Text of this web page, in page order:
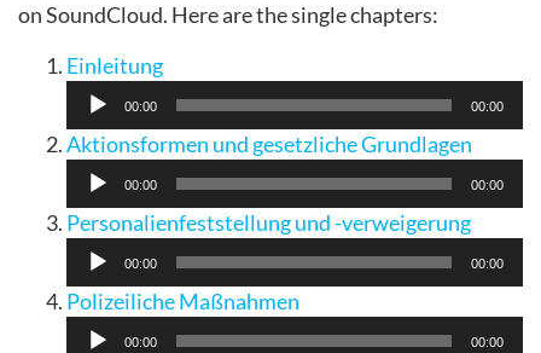
on SoundCloud. Here are the single chapters:
EinleitungAudio
Player
00:00 00:00
Aktionsformen und gesetzliche Grundlagen
Player
00:00 00:00
Personalienfeststellung und -verweigerungAudio
Player
00:00 00:00
Polizeiliche Maßnahmen
Player
00:00 00:00